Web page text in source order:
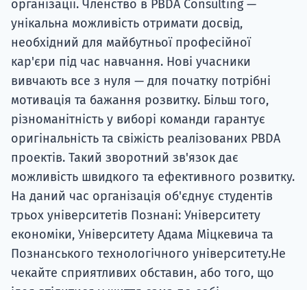
унікальна можливість отримати досвід,
необхідний для майбутньої професійної
кар'єри під час навчання. Нові учасники
вивчають все з нуля — для початку потрібні
мотивація та бажання розвитку. Більш того,
різноманітність у виборі команди гарантує
оригінальність та свіжість реалізованих PBDA
проектів. Такий зворотний зв'язок дає
можливість швидкого та ефективного розвитку.
На даний час організація об'єднує студентів
трьох університетів Познані: Університету
економіки, Університету Адама Міцкевича та
Познанського технологічного університету.Не
чекайте сприятливих обставин, або того, що
ідея втілитися у життя сама по собі,